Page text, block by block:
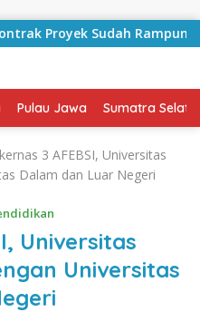
Sudah Rampung
Pulau Jawa Sumatra
3 AFEBSI, Universitas
Dalam dan Luar Negeri
Universitas
Universitas